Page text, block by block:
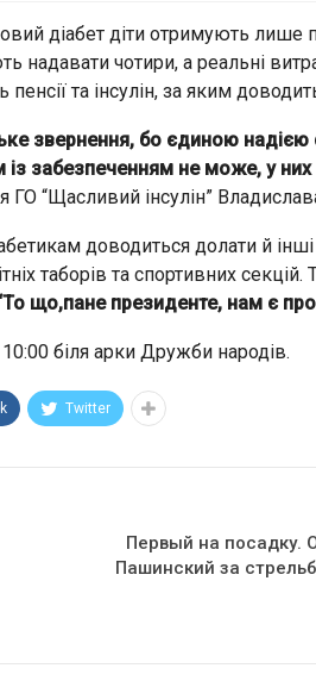
діабет діти отримують лише
надавати чотири, а реальні
та інсулін, за яким
звернення, бо єдиною надією
забезпеченням не може, у
ГО “Щасливий інсулін”
доводиться долати й
таборів та спортивних
що,пане президенте, нам є
біля арки Дружби народів.
Twitter
Первый на посадку.
Пашинский за